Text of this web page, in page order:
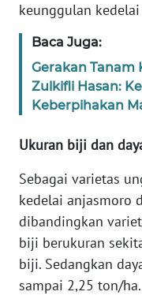
keunggulan
Baca Juga:
Gerakan Tanam
Zulkifli Hasan:
Keberpihakan
Ukuran biji dan
Sebagai varietas
kedelai anjasmoro
dibandingkan
biji berukuran
biji. Sedangkan
sampai 2,25 ton/ha.
IKLAN
TENTANG
KAMI
PEDOMAN
SIBER
REDAKSI
KARIR